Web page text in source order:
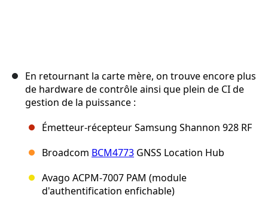
En retournant la carte mère, on trouve encore plus
de hardware de contrôle ainsi que plein de CI de
gestion de la puissance :
Émetteur-récepteur Samsung Shannon 928 RF
Broadcom BCM4773 GNSS Location Hub
Avago ACPM-7007 PAM (module
d'authentification enfichable)